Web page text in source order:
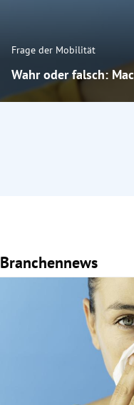
Frage der Mobilität
Wahr oder falsch:
Branchennews